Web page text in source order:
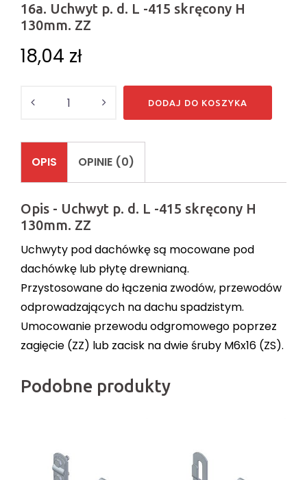
16a. Uchwyt p. d. L -415 skręcony H
130mm. ZZ
18,04 zł
DODAJ DO KOSZYKA
OPIS OPINIE (0)
Opis - Uchwyt p. d. L -415 skręcony H
130mm. ZZ
Uchwyty pod dachówkę są mocowane pod
dachówkę lub płytę drewnianą.
Przystosowane do łączenia zwodów, przewodów
odprowadzających na dachu spadzistym.
Umocowanie przewodu odgromowego poprzez
zagięcie (ZZ) lub zacisk na dwie śruby M6x16 (ZS).
Podobne produkty